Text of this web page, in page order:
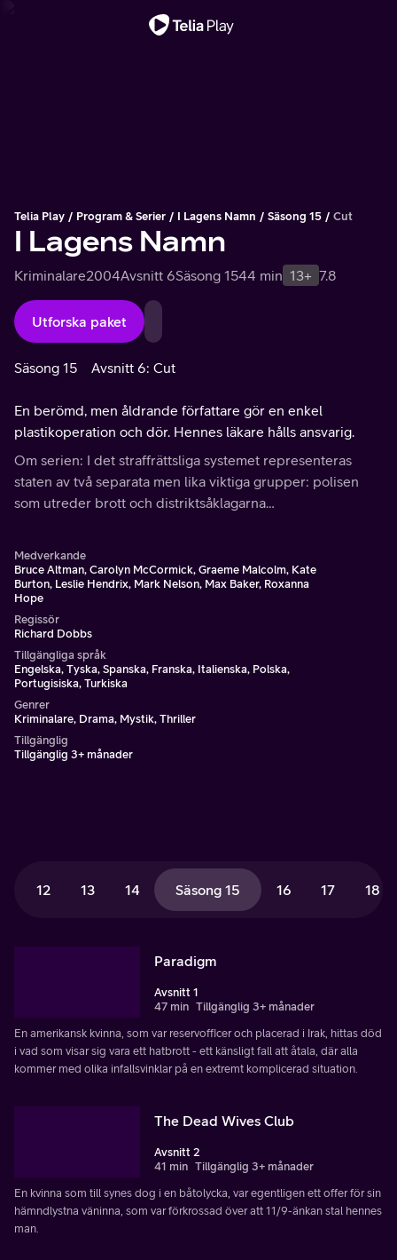
Telia Play Program & Serier I Lagens Namn Säsong 15 Cut
I Lagens Namn
Kriminalare2004Avsnitt 6Säsong 1544 min 13+ 7.8
Utforska paket
Säsong 15 Avsnitt 6: Cut
En berömd, men åldrande författare gör en enkel
plastikoperation och dör. Hennes läkare hålls ansvarig.
Om serien: I det straffrättsliga systemet representeras
staten av två separata men lika viktiga grupper: polisen
som utreder brott och distriktsåklagarna…
Medverkande
Bruce Altman, Carolyn McCormick, Graeme Malcolm, Kate
Burton, Leslie Hendrix, Mark Nelson, Max Baker, Roxanna
Hope
Regissör
Richard Dobbs
Tillgängliga språk
Engelska, Tyska, Spanska, Franska, Italienska, Polska,
Portugisiska, Turkiska
Genrer
Kriminalare, Drama, Mystik, Thriller
Tillgänglig
Tillgänglig 3+ månader
12 13 14 Säsong 15 16 17 18
Paradigm
Avsnitt 1
47 min Tillgänglig 3+ månader
En amerikansk kvinna, som var reservofficer och placerad i Irak, hittas död
i vad som visar sig vara ett hatbrott - ett känsligt fall att åtala, där alla
kommer med olika infallsvinklar på en extremt komplicerad situation.
The Dead Wives Club
Avsnitt 2
41 min Tillgänglig 3+ månader
En kvinna som till synes dog i en båtolycka, var egentligen ett offer för sin
hämndlystna väninna, som var förkrossad över att 11/9-änkan stal hennes
man.